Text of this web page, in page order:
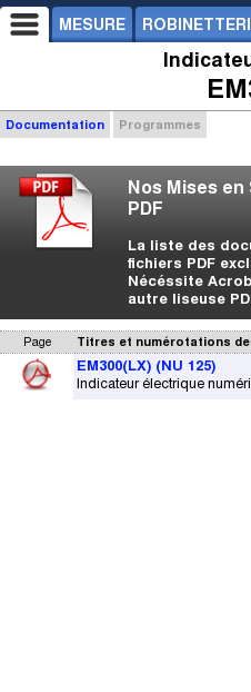
MESURE
Documentation Programmes
Nos Mises
PDF
La liste des
fichiers PDF
Nécéssite
autre liseuse
Page Titres et numérotations
EM300(LX) (NU 125)
Indicateur électrique